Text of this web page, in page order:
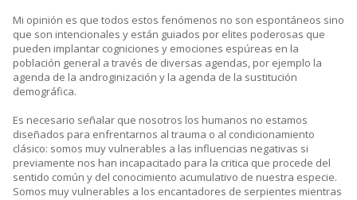
Mi opinión es que todos estos fenómenos no son espontáneos sino
que son intencionales y están guiados por elites poderosas que
pueden implantar cogniciones y emociones espúreas en la
población general a través de diversas agendas, por ejemplo la
agenda de la androginización y la agenda de la sustitución
demográfica.
Es necesario señalar que nosotros los humanos no estamos
diseñados para enfrentarnos al trauma o al condicionamiento
clásico: somos muy vulnerables a las influencias negativas si
previamente nos han incapacitado para la critica que procede del
sentido común y del conocimiento acumulativo de nuestra especie.
Somos muy vulnerables a los encantadores de serpientes mientras